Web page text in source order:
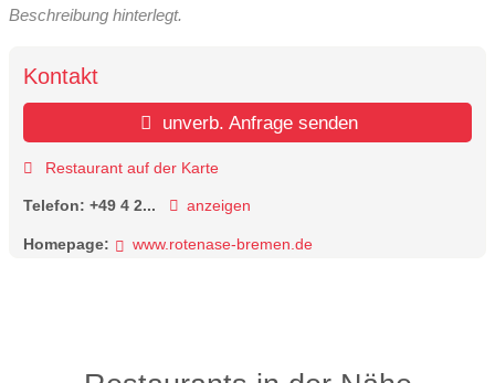
Beschreibung hinterlegt.
Kontakt
unverb. Anfrage senden
Restaurant auf der Karte
Telefon: +49 4 2... anzeigen
Homepage: www.rotenase-bremen.de